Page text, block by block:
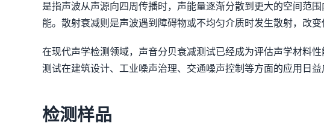
是指声波从声源向四周传播时，声能量逐渐分散到更大的空间范
能。散射衰减则是声波遇到障碍物或不均匀介质时发生散射，改变
在现代声学检测领域，声音分贝衰减测试已经成为评估声学材料
测试在建筑设计、工业噪声治理、交通噪声控制等方面的应用日
检测样品